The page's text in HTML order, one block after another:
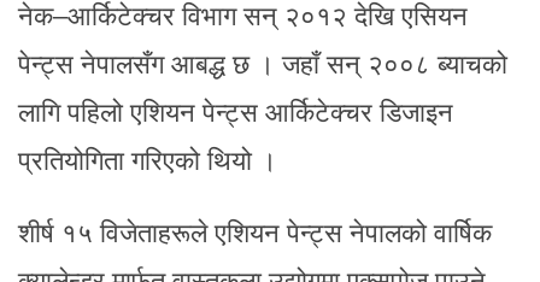
नेक–आर्किटेक्चर विभाग सन् २०१२ देखि एसियन
पेन्ट्स नेपालसँग आबद्ध छ । जहाँ सन् २००८ ब्याचको
लागि पहिलो एशियन पेन्ट्स आर्किटेक्चर डिजाइन
प्रतियोगिता गरिएको थियो ।
शीर्ष १५ विजेताहरूले एशियन पेन्ट्स नेपालको वार्षिक